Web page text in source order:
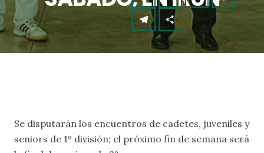
Se disputarán los encuentros de cadetes, juveniles y
seniors de 1º división; el próximo fin de semana será